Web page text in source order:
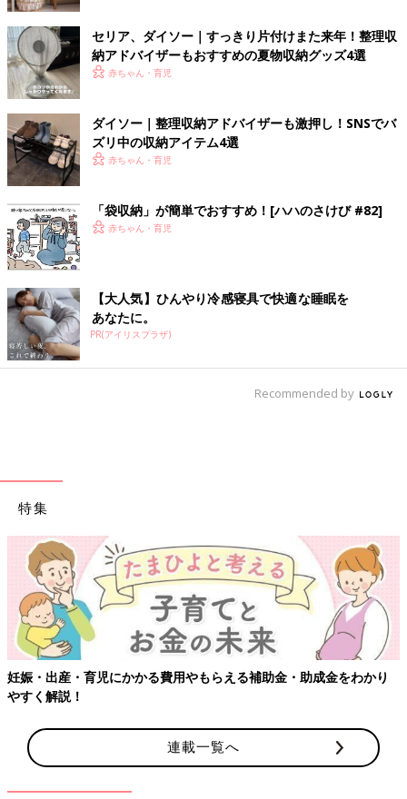
出典：Instagramアカウント「m_mujino_ie」
momoさんはコップや歯磨き粉を浮かせる収納にしています。収
納棚の下に
吊るしているのだそうです。100均のアイテムを上手に活用され
ていますね。
種類ごとに収納スペースを活用！
出典：Instagramアカウント「ai__living」
Aiさんは洗面所の鏡裏収納と洗面台下収納を活用してすっきりと
した洗面所をキープしています。鏡裏は立てて収納できるボトル
やチューブを収納、洗面台下にはその他のメイク道具などを収納
しているそうです。物が多くなりがちな洗面所も、種類ごとにま
とめるとわかりやすくなりますね。
100均で叶う！絶対マネしたい＆超便利
な収納術
100均の収納グッズは数多く展開されています
が、収納に使えるのはボックスやケースだけで
セリア、ダイソー｜すっきり片付けまた来年！整理収
納アドバイザーもおすすめの夏物収納グッズ4選
赤ちゃん・育児
ダイソー｜整理収納アドバイザーも激押し！SNSでバ
ズリ中の収納アイテム4選
赤ちゃん・育児
「袋収納」が簡単でおすすめ！[ハハのさけび #82]
赤ちゃん・育児
【大人気】ひんやり冷感寝具で快適な睡眠を
あなたに。
PR(アイリスプラザ)
Recommended by
特集
妊娠・出産・育児にかかる費用やもらえる補助金・助成金をわかり
やすく解説！
連載一覧へ